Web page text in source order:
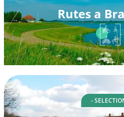
Rutes a
-